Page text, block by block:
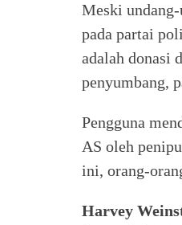
Meski undang-
pada partai
adalah donasi
penyumbang,
Pengguna
AS oleh
ini, orang-
Harvey